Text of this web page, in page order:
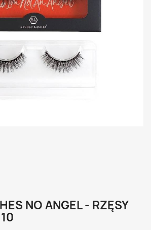
NO ANGEL - RZĘSY